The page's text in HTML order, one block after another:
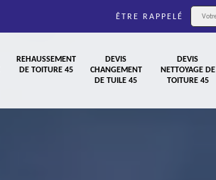
ÊTRE RAPPELÉ
REHAUSSEMENT
DE TOITURE 45
DEVIS
CHANGEMENT
DE TUILE 45
DEVIS
NETTOYAGE DE
TOITURE 45